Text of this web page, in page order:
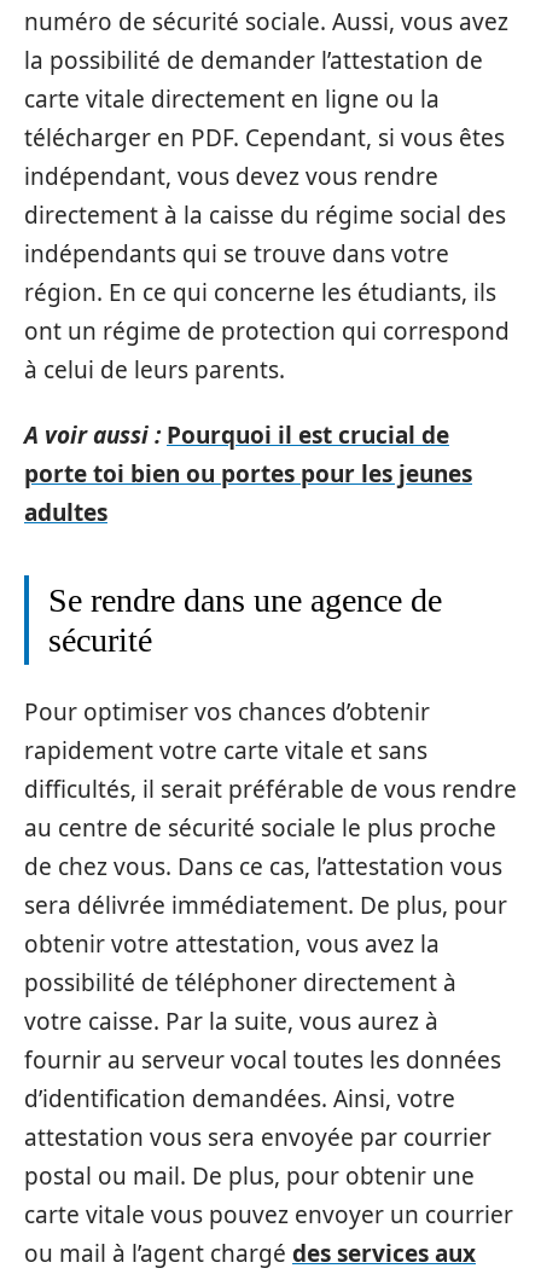
numéro de sécurité sociale. Aussi, vous avez
la possibilité de demander l’attestation de
carte vitale directement en ligne ou la
télécharger en PDF. Cependant, si vous êtes
indépendant, vous devez vous rendre
directement à la caisse du régime social des
indépendants qui se trouve dans votre
région. En ce qui concerne les étudiants, ils
ont un régime de protection qui correspond
à celui de leurs parents.
A voir aussi : Pourquoi il est crucial de
porte toi bien ou portes pour les jeunes
adultes
Se rendre dans une agence de
sécurité
Pour optimiser vos chances d’obtenir
rapidement votre carte vitale et sans
difficultés, il serait préférable de vous rendre
au centre de sécurité sociale le plus proche
de chez vous. Dans ce cas, l’attestation vous
sera délivrée immédiatement. De plus, pour
obtenir votre attestation, vous avez la
possibilité de téléphoner directement à
votre caisse. Par la suite, vous aurez à
fournir au serveur vocal toutes les données
d’identification demandées. Ainsi, votre
attestation vous sera envoyée par courrier
postal ou mail. De plus, pour obtenir une
carte vitale vous pouvez envoyer un courrier
ou mail à l’agent chargé des services aux